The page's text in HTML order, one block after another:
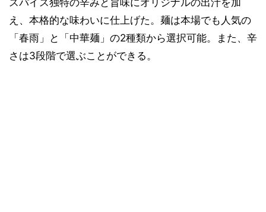
スパイス独特の辛みと旨味にオリジナルの出汁を加
え、本格的な味わいに仕上げた。麺は本場でも人気の
「春雨」と「中華麺」の2種類から選択可能。また、辛
さは3段階で選ぶことができる。